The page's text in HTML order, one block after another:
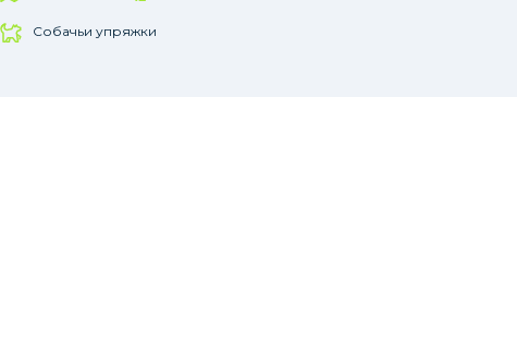
Собачьи упряжки